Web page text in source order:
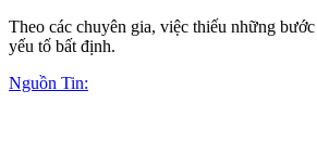
Theo các chuyên gia, việc thiếu những
yếu tố bất định.
Nguồn Tin: